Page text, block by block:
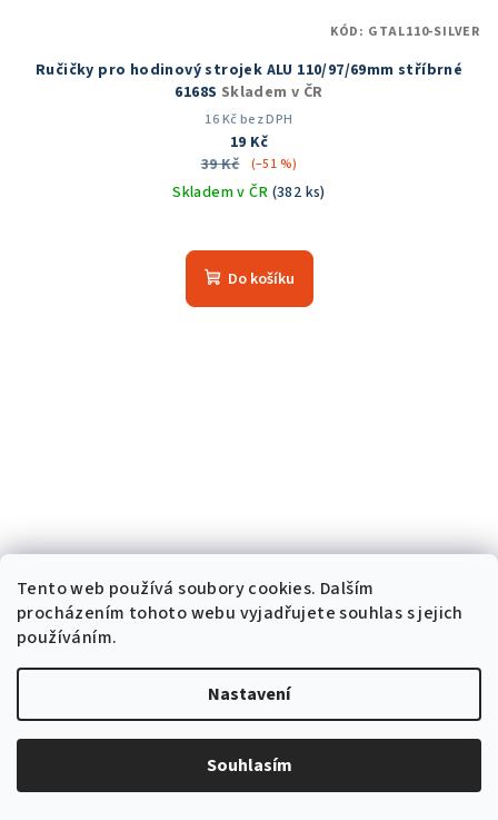
Tento web používá soubory cookies. Dalším
procházením tohoto webu vyjadřujete souhlas s jejich
používáním.
Nastavení
Souhlasím
Ručičky pro hodinový strojek ALU 110/97/69mm stříbrné
6168S Skladem v ČR
16 Kč bez DPH
19 Kč
39 Kč
(–51 %)
Skladem v ČR (382 ks)
Do košíku
KÓD: GTAL110-SILVER
Ručičky pro hodinový strojek ALU 200x157mm 6168S-955B
Skladem v ČR
38 Kč bez DPH